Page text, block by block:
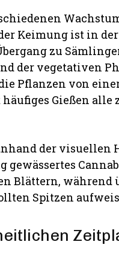
Keimung ist in
zu
der vegetativen
Pflanzen von
Gießen alle
der
gewässertes
Blättern, während
Spitzen